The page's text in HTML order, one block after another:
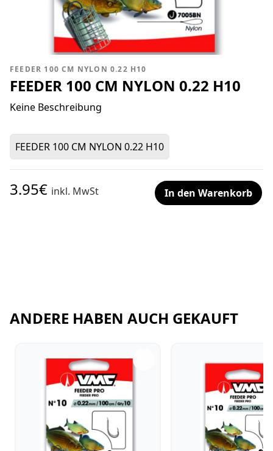
FEEDER 100 CM NYLON 0.22 H10
FEEDER 100 CM NYLON 0.22 H10
Keine Beschreibung
FEEDER 100 CM NYLON 0.22 H10
3.95€ inkl. MwSt In den Warenkorb
ANDERE HABEN AUCH GEKAUFT